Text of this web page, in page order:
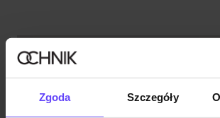
Zgoda Szczegóły